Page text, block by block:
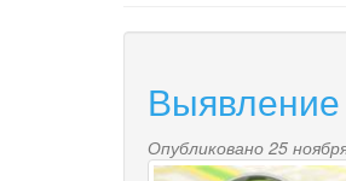
Опубликовано 25